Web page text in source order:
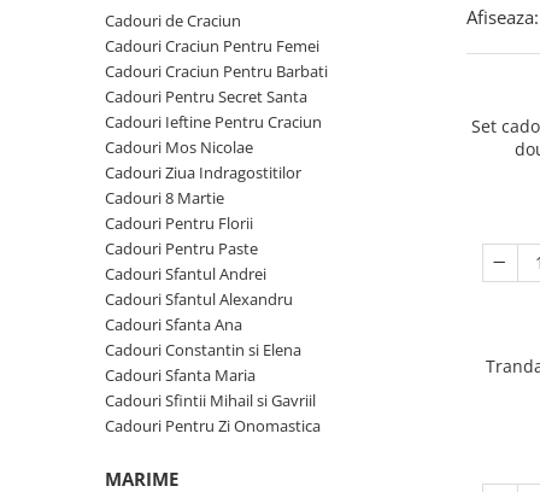
Cadouri Fete
Pentru Copilul din tine
Cadouri Haioase
Cadouri de Casa Noua
Cadouri Majorat
Cadouri pentru Nasi
Cadouri pentru Bunici
Cadouri pentru Prieteni
Cadouri pentru Sefi
Cel ce are tot
Cadouri Nunta si Cununie civila
Cani si Termosuri
Jocuri si Puzzle
Produse pentru Calatorie
Seturi de caligrafie
Cadouri Sfantul Alexandru
Cadouri Sfanta Ana
Cadouri Constantin si Elena
Cadouri Sfanta Maria
Cadouri Sfintii Mihail si Gavriil
Cadouri de Craciun
Cadouri Craciun Pentru Femei
Cadouri Craciun Pentru Barbati
Cadouri Pentru Secret Santa
Cadouri Ieftine Pentru Craciun
Cadouri Mos Nicolae
Cadouri Ziua Indragostitilor
Cadouri 8 Martie
Cadouri Pentru Florii
Cadouri Pentru Paste
Cadouri Sfantul Andrei
Cadouri Sfantul Alexandru
Cadouri Sfanta Ana
Cadouri Constantin si Elena
Cadouri Sfanta Maria
Cadouri Sfintii Mihail si Gavriil
Cadouri Pentru Zi Onomastica
MARIME
Afiseaza:
Set